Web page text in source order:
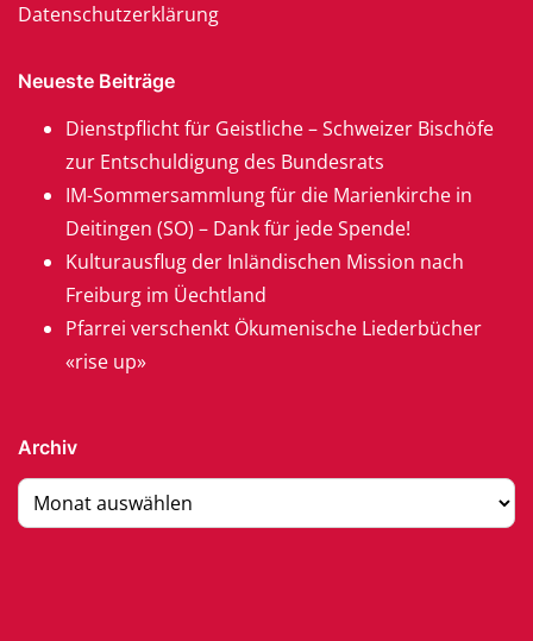
Datenschutzerklärung
Neueste Beiträge
Dienstpflicht für Geistliche – Schweizer Bischöfe
zur Entschuldigung des Bundesrats
IM-Sommersammlung für die Marienkirche in
Deitingen (SO) – Dank für jede Spende!
Kulturausflug der Inländischen Mission nach
Freiburg im Üechtland
Pfarrei verschenkt Ökumenische Liederbücher
«rise up»
Archiv
Archiv